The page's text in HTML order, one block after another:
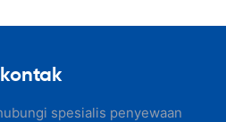
spesialis penyewaan